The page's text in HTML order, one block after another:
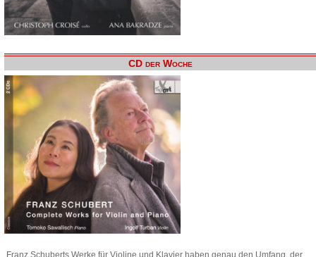
CD der Woche
Franz Schuberts Werke für Violine und Klavier haben genau den Umfang, der